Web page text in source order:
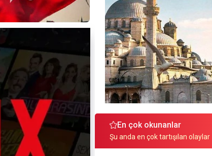
En çok okunanlar
Şu anda en çok tartışılan olaylar